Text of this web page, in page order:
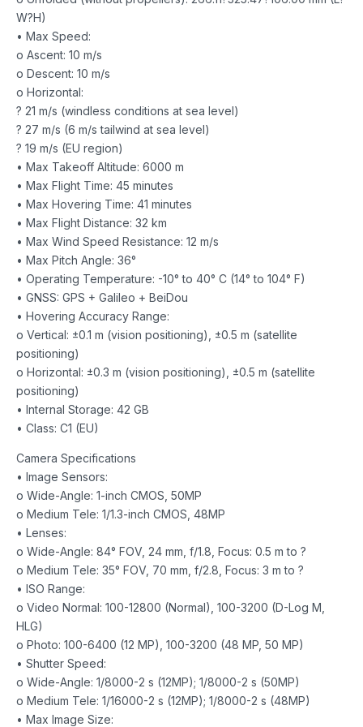
W?H)
• Max Speed:
o Ascent: 10 m/s
o Descent: 10 m/s
o Horizontal:
? 21 m/s (windless conditions at sea level)
? 27 m/s (6 m/s tailwind at sea level)
? 19 m/s (EU region)
• Max Takeoff Altitude: 6000 m
• Max Flight Time: 45 minutes
• Max Hovering Time: 41 minutes
• Max Flight Distance: 32 km
• Max Wind Speed Resistance: 12 m/s
• Max Pitch Angle: 36°
• Operating Temperature: -10° to 40° C (14° to 104° F)
• GNSS: GPS + Galileo + BeiDou
• Hovering Accuracy Range:
o Vertical: ±0.1 m (vision positioning), ±0.5 m (satellite
positioning)
o Horizontal: ±0.3 m (vision positioning), ±0.5 m (satellite
positioning)
• Internal Storage: 42 GB
• Class: C1 (EU)
Camera Specifications
• Image Sensors:
o Wide-Angle: 1-inch CMOS, 50MP
o Medium Tele: 1/1.3-inch CMOS, 48MP
• Lenses:
o Wide-Angle: 84° FOV, 24 mm, f/1.8, Focus: 0.5 m to ?
o Medium Tele: 35° FOV, 70 mm, f/2.8, Focus: 3 m to ?
• ISO Range:
o Video Normal: 100-12800 (Normal), 100-3200 (D-Log M,
HLG)
o Photo: 100-6400 (12 MP), 100-3200 (48 MP, 50 MP)
• Shutter Speed:
o Wide-Angle: 1/8000-2 s (12MP); 1/8000-2 s (50MP)
o Medium Tele: 1/16000-2 s (12MP); 1/8000-2 s (48MP)
• Max Image Size: